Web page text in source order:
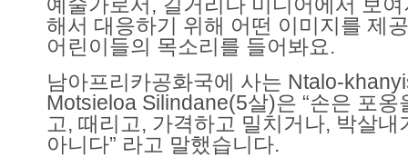
해서 대응하기 위해 어떤 이미지를 제
어린이들의 목소리를 들어봐요.
남아프리카공화국에 사는 Ntalo-
Motsieloa Silindane(5살)은 “손은 포옹
고, 때리고, 가격하고 밀치거나, 박살내
아니다” 라고 말했습니다.